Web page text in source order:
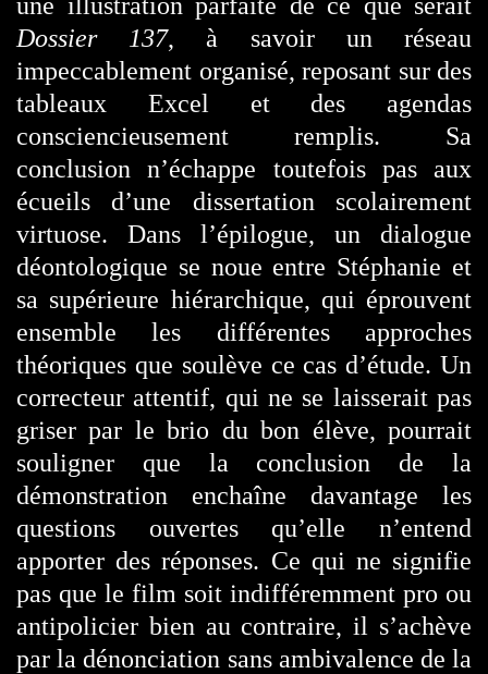
Dossier 137, à savoir un réseau
impeccablement organisé, reposant sur des
tableaux Excel et des agendas
consciencieusement remplis. Sa
conclusion n’échappe toutefois pas aux
écueils d’une dissertation scolairement
virtuose. Dans l’épilogue, un dialogue
déontologique se noue entre Stéphanie et
sa supérieure hiérarchique, qui éprouvent
ensemble les différentes approches
théoriques que soulève ce cas d’étude. Un
correcteur attentif, qui ne se laisserait pas
griser par le brio du bon élève, pourrait
souligner que la conclusion de la
démonstration enchaîne davantage les
questions ouvertes qu’elle n’entend
apporter des réponses. Ce qui ne signifie
pas que le film soit indifféremment pro ou
antipolicier bien au contraire, il s’achève
par la dénonciation sans ambivalence de la